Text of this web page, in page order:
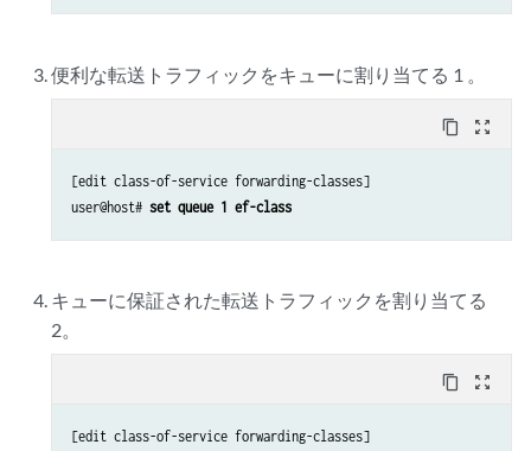
便利な転送トラフィックをキューに割り当てる 1 。
content_copy zoom_out_map
[edit class-of-service forwarding-classes]
user@host# set queue 1 ef-class
キューに保証された転送トラフィックを割り当てる
2。
content_copy zoom_out_map
[edit class-of-service forwarding-classes]